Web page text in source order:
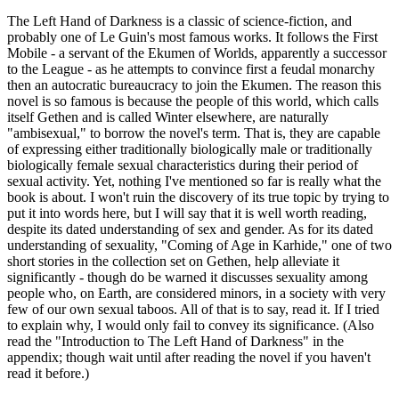
The Left Hand of Darkness is a classic of science-fiction, and
probably one of Le Guin's most famous works. It follows the First
Mobile - a servant of the Ekumen of Worlds, apparently a successor
to the League - as he attempts to convince first a feudal monarchy
then an autocratic bureaucracy to join the Ekumen. The reason this
novel is so famous is because the people of this world, which calls
itself Gethen and is called Winter elsewhere, are naturally
"ambisexual," to borrow the novel's term. That is, they are capable
of expressing either traditionally biologically male or traditionally
biologically female sexual characteristics during their period of
sexual activity. Yet, nothing I've mentioned so far is really what the
book is about. I won't ruin the discovery of its true topic by trying to
put it into words here, but I will say that it is well worth reading,
despite its dated understanding of sex and gender. As for its dated
understanding of sexuality, "Coming of Age in Karhide," one of two
short stories in the collection set on Gethen, help alleviate it
significantly - though do be warned it discusses sexuality among
people who, on Earth, are considered minors, in a society with very
few of our own sexual taboos. All of that is to say, read it. If I tried
to explain why, I would only fail to convey its significance. (Also
read the "Introduction to The Left Hand of Darkness" in the
appendix; though wait until after reading the novel if you haven't
read it before.)